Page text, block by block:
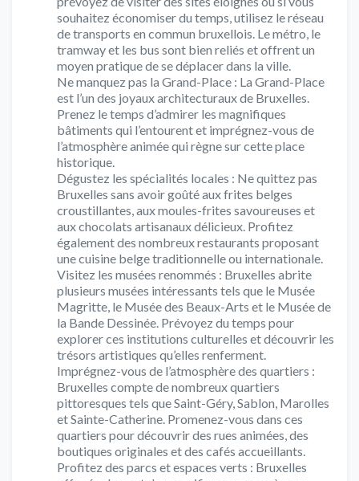
souhaitez économiser du temps, utilisez le réseau
de transports en commun bruxellois. Le métro, le
tramway et les bus sont bien reliés et offrent un
moyen pratique de se déplacer dans la ville.
Ne manquez pas la Grand-Place : La Grand-Place
est l’un des joyaux architecturaux de Bruxelles.
Prenez le temps d’admirer les magnifiques
bâtiments qui l’entourent et imprégnez-vous de
l’atmosphère animée qui règne sur cette place
historique.
Dégustez les spécialités locales : Ne quittez pas
Bruxelles sans avoir goûté aux frites belges
croustillantes, aux moules-frites savoureuses et
aux chocolats artisanaux délicieux. Profitez
également des nombreux restaurants proposant
une cuisine belge traditionnelle ou internationale.
Visitez les musées renommés : Bruxelles abrite
plusieurs musées intéressants tels que le Musée
Magritte, le Musée des Beaux-Arts et le Musée de
la Bande Dessinée. Prévoyez du temps pour
explorer ces institutions culturelles et découvrir les
trésors artistiques qu’elles renferment.
Imprégnez-vous de l’atmosphère des quartiers :
Bruxelles compte de nombreux quartiers
pittoresques tels que Saint-Géry, Sablon, Marolles
et Sainte-Catherine. Promenez-vous dans ces
quartiers pour découvrir des rues animées, des
boutiques originales et des cafés accueillants.
Profitez des parcs et espaces verts : Bruxelles